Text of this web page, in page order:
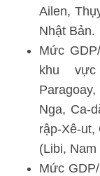
Ailen,
Nhật Bản.
Mức
khu vực
Nga, Ca-
rập-Xê-ut,
(Libi, Nam
Mức